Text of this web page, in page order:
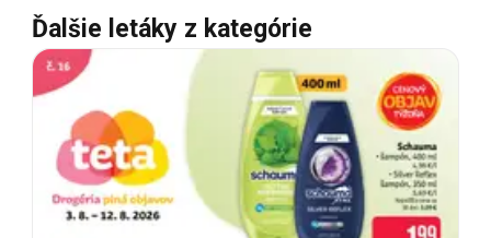
Ďalšie letáky z kategórie